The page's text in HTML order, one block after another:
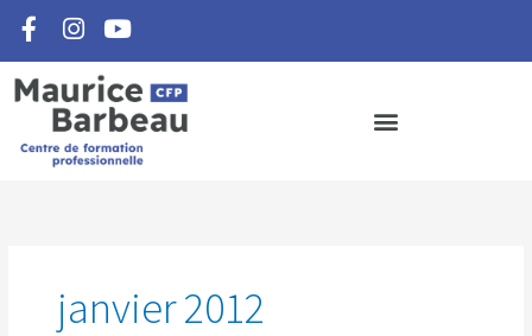
contenu
F
a
c
e
b
o
I
n
s
t
a
g
r
Y
o
u
t
u
b
e
janvier 2012